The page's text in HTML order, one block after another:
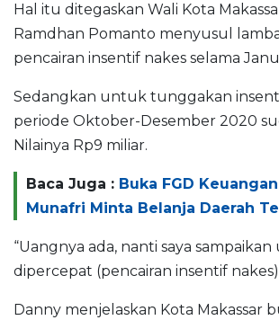
Hal itu ditegaskan Wali Kota
Ramdhan Pomanto menyusul
pencairan insentif nakes selama
Sedangkan untuk tunggakan
periode Oktober-Desember 2020
Nilainya Rp9 miliar.
Baca Juga : Buka FGD
Munafri Minta Belanja Daerah
“Uangnya ada, nanti saya
dipercepat (pencairan insentif
Danny menjelaskan Kota Makassar